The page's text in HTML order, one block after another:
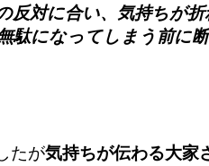
反対に合い、気持ちが
駄になってしまう前に
たが気持ちが伝わる大家